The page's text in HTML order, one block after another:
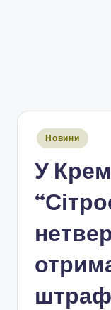
Опубліковано
Новини
У